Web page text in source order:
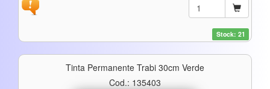
Stock: 21
Tinta Permanente Trabi 30cm Verde
Cod.: 135403